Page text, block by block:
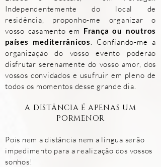
Independentemente do local de
residência, proponho-me organizar o
vosso casamento em França ou noutros
países mediterrânicos. Confiando-me a
organização do vosso evento poderão
disfrutar serenamente do vosso amor, dos
vossos convidados e usufruir em pleno de
todos os momentos desse grande dia.
A DISTÂNCIA É APENAS UM
PORMENOR
Pois nem a distância nem a língua serão
impedimento para a realização dos vossos
sonhos!